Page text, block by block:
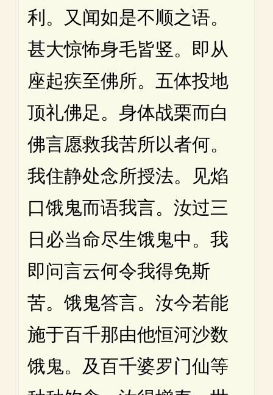
利。又闻如是不顺之语。
甚大惊怖身毛皆竖。即从
座起疾至佛所。五体投地
顶礼佛足。身体战栗而白
佛言愿救我苦所以者何。
我住静处念所授法。见焰
口饿鬼而语我言。汝过三
日必当命尽生饿鬼中。我
即问言云何令我得免斯
苦。饿鬼答言。汝今若能
施于百千那由他恒河沙数
饿鬼。及百千婆罗门仙等